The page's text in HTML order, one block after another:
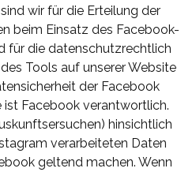
wir für die Erteilung der
beim Einsatz des Facebook-
für die datenschutzrechtlich
Tools auf unserer Website
der Facebook
Facebook verantwortlich.
hinsichtlich
verarbeiteten Daten
geltend machen. Wenn